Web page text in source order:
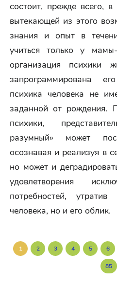
состоит, прежде всего,
вытекающей из этого
знания и опыт в
учиться только у
организация психики
запрограммирована
психика человека не
заданной от рождения.
психики,
разумный» может
осознавая и реализуя в
но может и
удовлетворения
потребностей,
человека, но и его облик.
1 2 3 4 5 6
85